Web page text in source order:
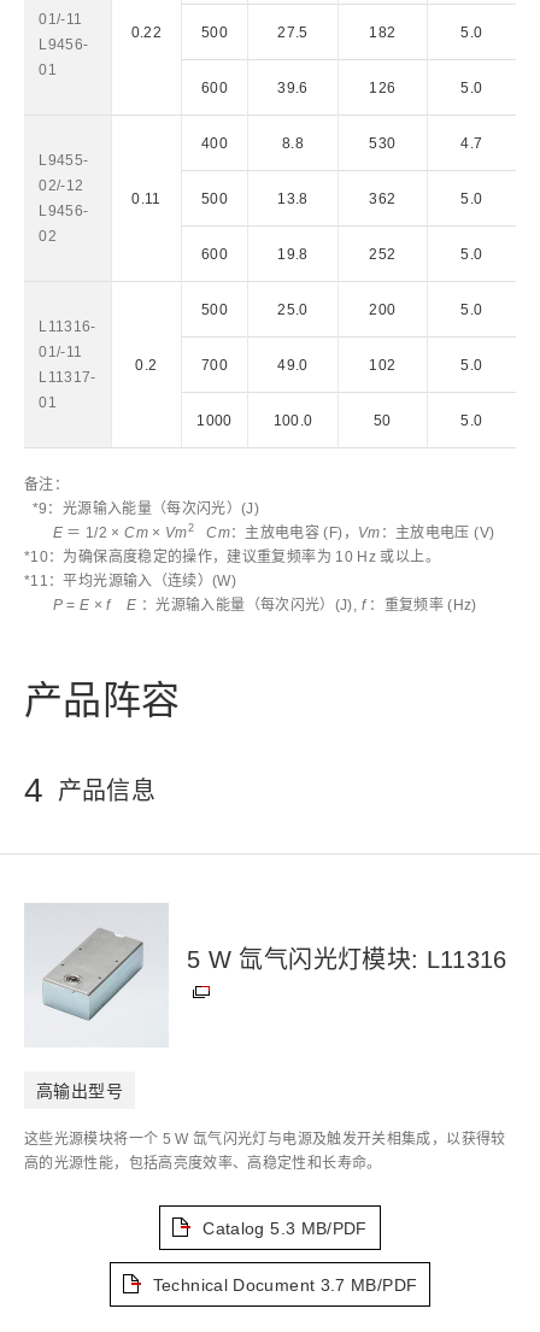
01/-11
L9456-
01
0.22 500 27.5 182 5.0
600 39.6 126 5.0
L9455-
02/-12
L9456-
02
0.11
400 8.8 530 4.7
500 13.8 362 5.0
600 19.8 252 5.0
L11316-
01/-11
L11317-
01
0.2
500 25.0 200 5.0
700 49.0 102 5.0
1000 100.0 50 5.0
备注：
*9：光源输入能量（每次闪光）(J)
E＝ 1/2 ×Cm× Vm2 Cm：主放电电容 (F)， Vm ：主放电电压 (V)
*10：为确保高度稳定的操作，建议重复频率为 10 Hz 或以上。
*11：平均光源输入（连续）(W)
P= E ×f E ：光源输入能量（每次闪光）(J), f ：重复频率 (Hz)
产品阵容
4 产品信息
5 W 氙气闪光灯模块: L11316
高输出型号
这些光源模块将一个 5 W 氙气闪光灯与电源及触发开关相集成，以获得较
高的光源性能，包括高亮度效率、高稳定性和长寿命。
Catalog 5.3 MB/PDF
Technical Document 3.7 MB/PDF